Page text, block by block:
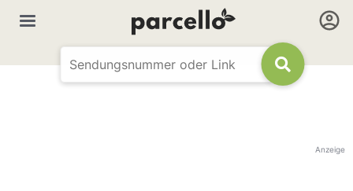
Anzeige